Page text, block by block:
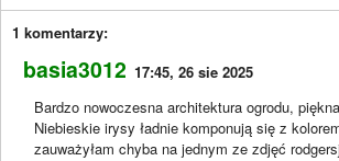
1 komentarzy:
basia3012 17:45, 26 sie 2025
Bardzo nowoczesna architektura ogrodu,
Niebieskie irysy ładnie komponują się z
zauważyłam chyba na jednym ze zdjęć